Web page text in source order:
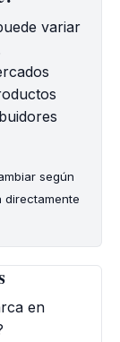
variar
según
directamente
en